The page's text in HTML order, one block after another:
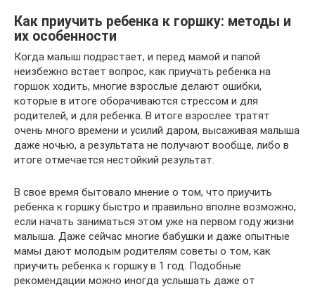
Как приучить ребенка к горшку: методы и
их особенности
Когда малыш подрастает, и перед мамой и папой
неизбежно встает вопрос, как приучать ребенка на
горшок ходить, многие взрослые делают ошибки,
которые в итоге оборачиваются стрессом и для
родителей, и для ребенка. В итоге взрослее тратят
очень много времени и усилий даром, высаживая малыша
даже ночью, а результата не получают вообще, либо в
итоге отмечается нестойкий результат.
В свое время бытовало мнение о том, что приучить
ребенка к горшку быстро и правильно вполне возможно,
если начать заниматься этом уже на первом году жизни
малыша. Даже сейчас многие бабушки и даже опытные
мамы дают молодым родителям советы о том, как
приучить ребенка к горшку в 1 год. Подобные
рекомендации можно иногда услышать даже от